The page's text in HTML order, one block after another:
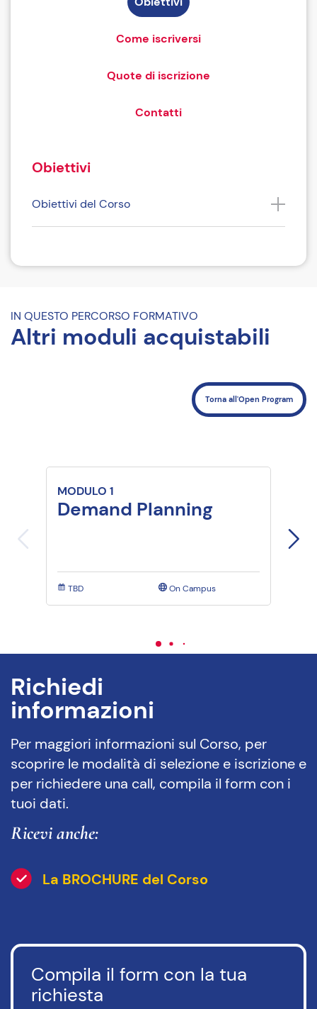
Come iscriversi
Quote di iscrizione
Contatti
Obiettivi
Obiettivi del Corso
IN QUESTO PERCORSO FORMATIVO
Altri moduli acquistabili
Torna all'Open Program
MODULO 1
Demand Planning
TBD On Campus
Richiedi
informazioni
Per maggiori informazioni sul Corso, per
scoprire le modalità di selezione e iscrizione e
per richiedere una call, compila il form con i
tuoi dati.
Ricevi anche:
La BROCHURE del Corso
Compila il form con la tua
richiesta